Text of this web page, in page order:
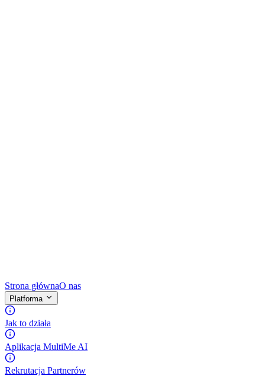
Strona głównaO nas
Platforma
Jak to działa
Aplikacja MultiMe AI
Rekrutacja Partnerów